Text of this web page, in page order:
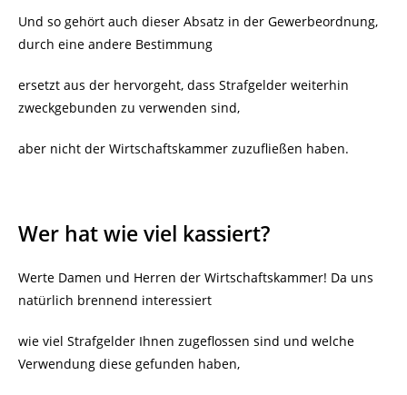
Und so gehört auch dieser Absatz in der Gewerbeordnung,
durch eine andere Bestimmung
ersetzt aus der hervorgeht, dass Strafgelder weiterhin
zweckgebunden zu verwenden sind,
aber nicht der Wirtschaftskammer zuzufließen haben.
Wer hat wie viel kassiert?
Werte Damen und Herren der Wirtschaftskammer! Da uns
natürlich brennend interessiert
wie viel Strafgelder Ihnen zugeflossen sind und welche
Verwendung diese gefunden haben,